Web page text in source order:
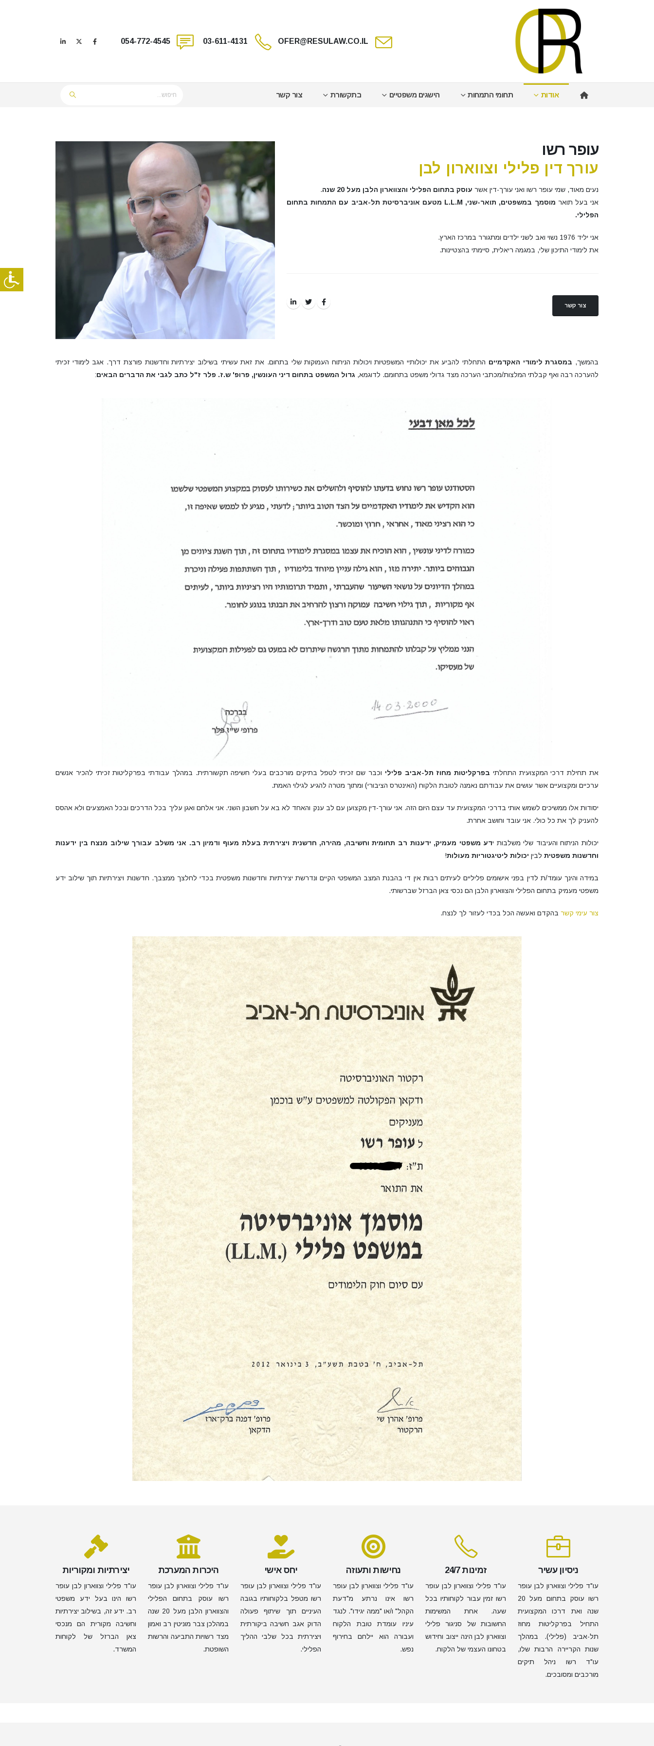
OFER@RESULAW.CO.IL
03-611-4131
054-772-4545
אודות תחומי התמחות הישגים משפטיים בתקשורת צור קשר
עופר רשו
עורך דין פלילי וצווארון לבן
נעים מאוד, שמי עופר רשו ואני עורך-דין אשר עוסק בתחום הפלילי והצווארון הלבן מעל 20 שנה
.
אני בעל תואר
מוסמך במשפטים, תואר-שני, L.L.M מטעם אוניברסיטת תל-אביב עם התמחות בתחום
הפלילי.
אני יליד 1976 נשוי ואב לשני ילדים ומתגורר במרכז הארץ.
את לימודי התיכון שלי, במגמה ריאלית, סיימתי בהצטיינות.
צור קשר
בהמשך, במסגרת לימודי האקדמיים התחלתי להביע את יכולותיי המשפטיות ויכולות הניתוח העמוקות שלי בתחום. את זאת עשיתי בשילוב יצירתיות וחדשנות פורצת דרך. אגב לימודי זכיתי
להערכה רבה ואף קבלתי המלצות/מכתבי הערכה מצד גדולי משפט בתחומם. לדוגמא, גדול המשפט בתחום דיני העונשין, פרופ' ש.ז. פלר ז"ל כתב לגבי את הדברים הבאים:
את תחילת דרכי המקצועית התחלתי בפרקליטות מחוז תל-אביב פלילי וכבר שם זכיתי לטפל בתיקים מורכבים בעלי חשיפה תקשורתית. במהלך עבודתי בפרקליטות זכיתי להכיר אנשים
ערכיים ומקצועיים אשר עושים את עבודתם נאמנה לטובת הלקוח (האינטרס הציבורי) ומתוך מטרה להגיע לגילוי האמת.
יסודות אלו ממשיכים לשמש אותי בדרכי המקצועית עד עצם היום הזה. אני עורך-דין מקצוען עם לב ענק והאחד לא בא על חשבון השני. אני אלחם ואגן עליך בכל הדרכים ובכל האמצעים ולא אהסס
להעניק לך את כל כולי. אני עובד וחושב אחרת.
יכולות הניתוח והעיבוד שלי משלבות ידע משפטי מעמיק, ידענות רב תחומית וחשיבה, מהירה, חדשנית ויצירתית בעלת מעוף ודמיון רב. אני משלב עבורך שילוב מנצח בין ידענות
וחדשנות משפטית לבין יכולות ליטיגטוריות מעולות!
במידה והינך עומד/ת לדין בפני אישומים פליליים לעיתים רבות אין די בהבנת המצב המשפטי הקיים ונדרשת יצירתיות וחדשנות משפטית בכדי לחלצך ממצבך. חדשנות ויצירתיות תוך שילוב ידע
משפטי מעמיק בתחום הפלילי והצווארון הלבן הם נכסי צאן הברזל שברשותי.
צור עימי קשר בהקדם ואעשה הכל בכדי לעזור לך לנצח.
ניסיון עשיר
עו"ד פלילי וצווארון לבן עופר
רשו עוסק בתחום מעל 20
שנה ואת דרכו המקצועית
התחיל בפרקליטות מחוז
תל-אביב (פלילי). במהלך
שנות הקריירה הרבות שלו,
עו"ד רשו ניהל תיקים
מורכבים ומסובכים.
זמינות 24/7
עו"ד פלילי וצווארון לבן עופר
רשו זמין עבור לקוחותיו בכל
שעה. אחת המשימות
החשובות של סניגור פלילי
וצווארון לבן הינה ייצוב וחידוש
בטחונו העצמי של הלקוח.
נחישות ותעוזה
עו"ד פלילי וצווארון לבן עופר
רשו אינו נרתע מ"דעת
הקהל" ו/או "ממה יגידו". לנגד
עיניו עומדת טובת הלקוח
ועבורה הוא יילחם בחירוף
נפש.
יחס אישי
עו"ד פלילי וצווארון לבן עופר
רשו מטפל בלקוחותיו בגובה
העיניים תוך שיתוף פעולה
הדוק אגב חשיבה ביקורתית
ויצירתית בכל שלבי ההליך
הפלילי.
היכרות המערכת
עו"ד פלילי וצווארון לבן עופר
רשו עוסק בתחום הפלילי
והצווארון הלבן מעל 20 שנה
במהלכן צבר מוניטין רב ואמון
מצד רשויות התביעה והרשות
השופטת.
יצירתיות ומקוריות
עו"ד פלילי וצווארון לבן עופר
רשו הינו בעל ידע משפטי
רב. ידע זה, בשילוב יצירתיות
וחשיבה מקורית הם מנכסי
צאן הברזל של לקוחות
המשרד.